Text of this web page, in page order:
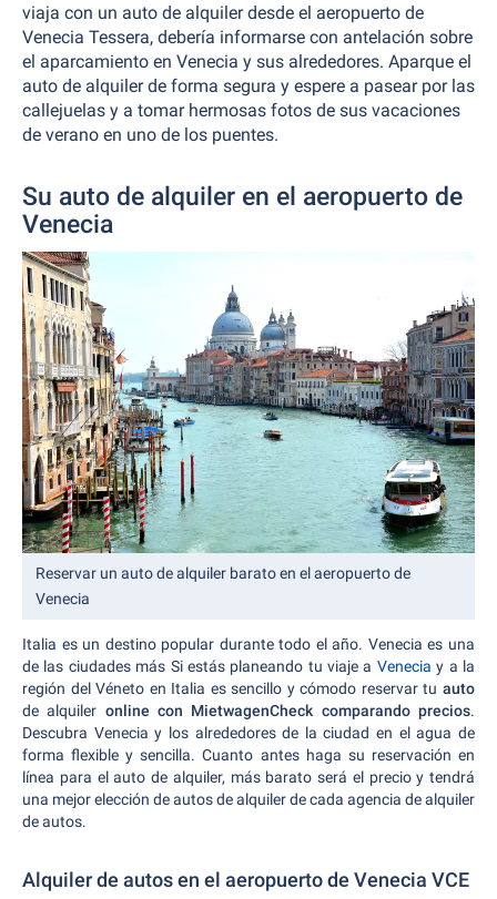
viaja con un auto de alquiler desde el aeropuerto de
Venecia Tessera, debería informarse con antelación sobre
el aparcamiento en Venecia y sus alrededores. Aparque el
auto de alquiler de forma segura y espere a pasear por las
callejuelas y a tomar hermosas fotos de sus vacaciones
de verano en uno de los puentes.
Su auto de alquiler en el aeropuerto de
Venecia
Reservar un auto de alquiler barato en el aeropuerto de
Venecia
Italia es un destino popular durante todo el año. Venecia es una
de las ciudades más Si estás planeando tu viaje a Venecia y a la
región del Véneto en Italia es sencillo y cómodo reservar tu auto
de alquiler online con MietwagenCheck comparando precios.
Descubra Venecia y los alrededores de la ciudad en el agua de
forma flexible y sencilla. Cuanto antes haga su reservación en
línea para el auto de alquiler, más barato será el precio y tendrá
una mejor elección de autos de alquiler de cada agencia de alquiler
de autos.
Alquiler de autos en el aeropuerto de Venecia VCE